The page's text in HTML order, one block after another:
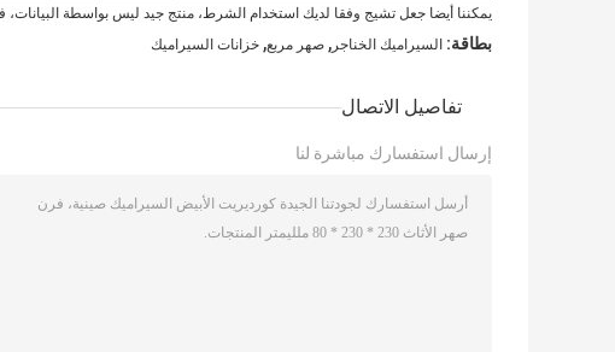
يمكننا أيضا جعل تشيج وفقا لديك استخدام الشرط، منتج جيد ليس بواسطة البيانات،
بطاقة: السيراميك الخناجر , صهر مربع, خزانات السيراميك
تفاصيل الاتصال
إرسال استفسارك مباشرة لنا